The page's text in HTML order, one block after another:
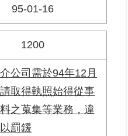
95-01-16
1200
公司需於94年12月
取得執照始得從事
之蒐集等業務，違
罰鍰